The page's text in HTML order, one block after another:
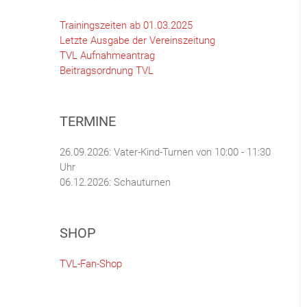
Trainingszeiten ab 01.03.2025
Letzte Ausgabe der Vereinszeitung
TVL Aufnahmeantrag
Beitragsordnung TVL
TERMINE
26.09.2026: Vater-Kind-Turnen von 10:00 - 11:30
Uhr
06.12.2026: Schauturnen
SHOP
TVL-Fan-Shop